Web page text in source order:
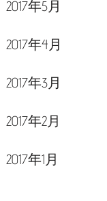
2017年5月
2017年4月
2017年3月
2017年2月
2017年1月